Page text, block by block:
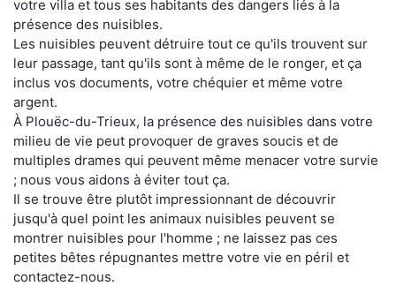
votre villa et tous ses habitants des dangers liés à la
présence des nuisibles.
Les nuisibles peuvent détruire tout ce qu'ils trouvent sur
leur passage, tant qu'ils sont à même de le ronger, et ça
inclus vos documents, votre chéquier et même votre
argent.
À Plouëc-du-Trieux, la présence des nuisibles dans votre
milieu de vie peut provoquer de graves soucis et de
multiples drames qui peuvent même menacer votre survie
; nous vous aidons à éviter tout ça.
Il se trouve être plutôt impressionnant de découvrir
jusqu'à quel point les animaux nuisibles peuvent se
montrer nuisibles pour l'homme ; ne laissez pas ces
petites bêtes répugnantes mettre votre vie en péril et
contactez-nous.